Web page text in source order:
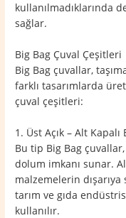
kullanılmadıklarında
sağlar.
Big Bag Çuval Çeşitleri
Big Bag çuvallar,
farklı tasarımlarda
çuval çeşitleri:
1. Üst Açık – Alt
Bu tip Big Bag
dolum imkanı sunar.
malzemelerin
tarım ve gıda
kullanılır.